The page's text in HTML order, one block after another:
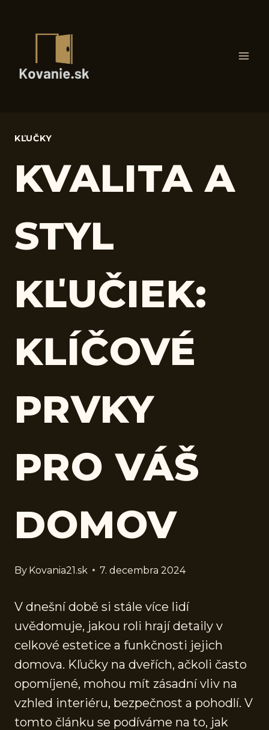
KĽUČKY
KVALITA A
STYL
KĽUČIEK:
KLÍČOVÉ
PRVKY
PRO VÁŠ
DOMOV
By Kovania21.sk 7. decembra 2024
V dnešní době si stále více lidí
uvědomuje, jakou roli hrají detaily v
celkové estetice a funkčnosti jejich
domova. Kľučky na dveřích, ačkoli často
opomíjené, mohou mít zásadní vliv na
vzhled interiéru, bezpečnost a pohodlí. V
tomto článku se podíváme na to, jak